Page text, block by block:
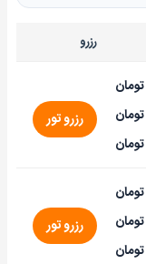
رزرو
تومان
تومان
تومان
رزرو تور
تومان
تومان
تومان
رزرو تور